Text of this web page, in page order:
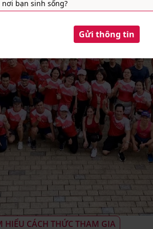
HIỂU CÁCH THỨC THAM GIA